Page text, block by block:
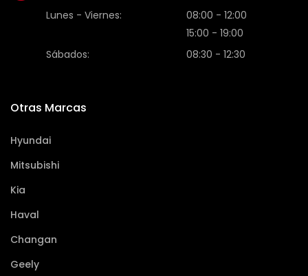
Lunes - Viernes:
08:00 - 12:00
15:00 - 19:00
Sábados:
08:30 - 12:30
Otras Marcas
Hyundai
Mitsubishi
Kia
Haval
Changan
Geely